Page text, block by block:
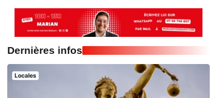
Dernières infos
Locales